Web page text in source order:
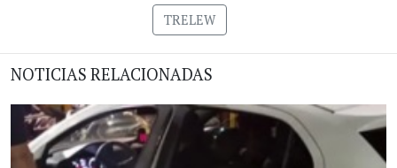
TRELEW
NOTICIAS RELACIONADAS